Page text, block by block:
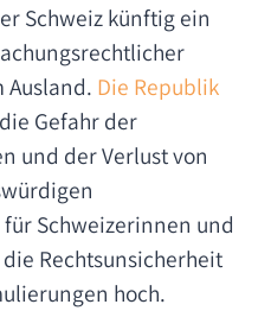
Schweiz künftig ein
Ausland. Die Republik
die Gefahr der
und der Verlust von
Schweizerinnen und
Rechtsunsicherheit
hoch.